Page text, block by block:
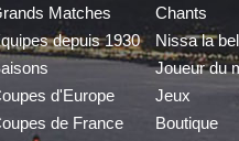
Matches
depuis 1930
d'Europe
de France
Chants
Nissa la
Joueur du
Jeux
Boutique